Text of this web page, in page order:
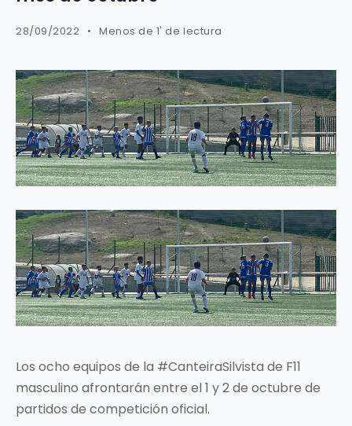
28/09/2022 Menos de 1' de lectura
Los ocho equipos de la #CanteiraSilvista de F11
masculino afrontarán entre el 1 y 2 de octubre de
partidos de competición oficial.